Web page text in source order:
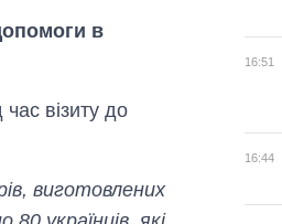
в
візиту до
виготовлених
16:51
16:44